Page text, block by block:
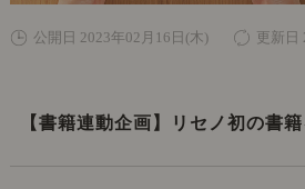
公開日 2023年02月16日(木) 更新日
【書籍連動企画】リセノ初の書